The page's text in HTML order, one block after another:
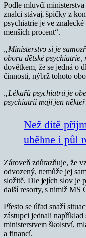
Podle mluvčí
znalci stávají špičky z
psychiatrie je ve
menších procent“.
„Ministerstvo si je
oboru dětské psychiatrie,
dovětkem, že se jedná o
činnosti, nýbrž tohoto
„Lékařů psychiatrů je
psychiatrii mají jen
Než dítě
uběhne i půl
Zároveň zdůrazňuje, že
odvozený, nemůže jej
složitě. Dle jejích slov je
další resorty, s nimiž MS
Přesto se úřad snaží
zástupci jednali například
ministerstvem školství,
a financí.